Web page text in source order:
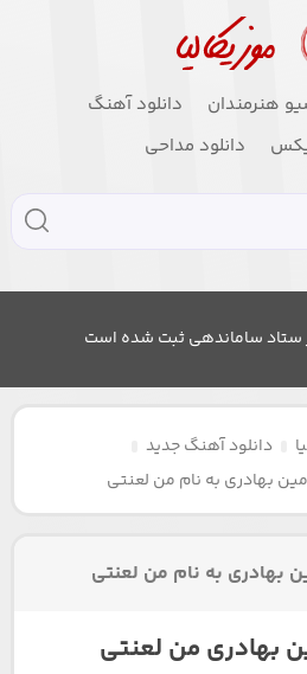
هنرمندان
دانلود آهنگ
دانلود مداحی
ستاد ساماندهی ثبت شده است
دانلود آهنگ جدید
بهادری به نام من لعنتی
بهادری به نام من لعنتی
بهادری من لعنتی